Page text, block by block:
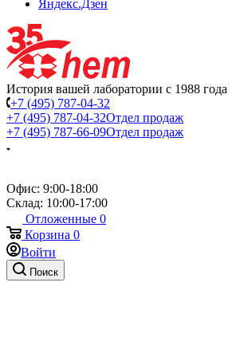
Яндекс.Дзен
История вашей лаборатории с 1988 года
+7 (495) 787-04-32
+7 (495) 787-04-32Отдел продаж
+7 (495) 787-66-09Отдел продаж
Офис: 9:00-18:00
Склад: 10:00-17:00
Отложенные 0
Корзина 0
Войти
Поиск